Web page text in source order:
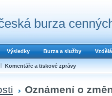
burza
Výsledky Burza a služby
Komentáře a tiskové zprávy
Oznámení o